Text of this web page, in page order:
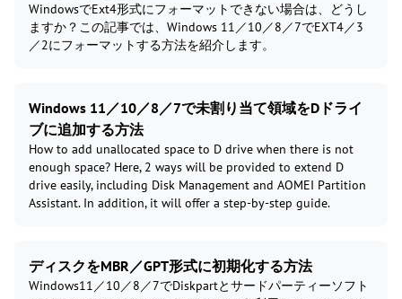
WindowsでExt4形式にフォーマットできない場合は、どうし
ますか？この記事では、Windows 11／10／8／7でEXT4／3
／2にフォーマットする方法を紹介します。
Windows 11／10／8／7で未割り当て領域をDドライ
ブに追加する方法
How to add unallocated space to D drive when there is not
enough space? Here, 2 ways will be provided to extend D
drive easily, including Disk Management and AOMEI Partition
Assistant. In addition, it will offer a step-by-step guide.
ディスクをMBR／GPT形式に初期化する方法
Windows11／10／8／7でDiskpartとサードパーティーソフト